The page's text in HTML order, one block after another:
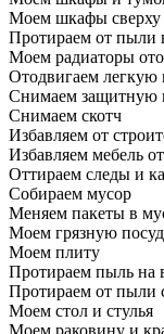
Моем шкафы сверху
Протираем от пыли
Моем радиаторы
Отодвигаем легкую
Снимаем защитную
Снимаем скотч
Избавляем от
Избавляем мебель
Оттираем следы и
Собираем мусор
Меняем пакеты в
Моем грязную
Моем плиту
Протираем пыль на
Протираем от пыли
Моем стол и стулья
Моем раковину и